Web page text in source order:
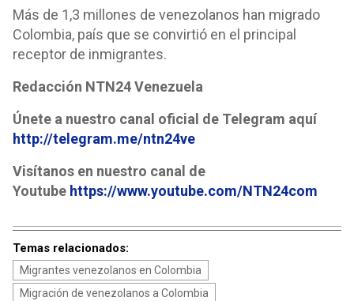
Más de 1,3 millones de venezolanos han migrado
Colombia, país que se convirtió en el principal
receptor de inmigrantes.
Redacción NTN24 Venezuela
Únete a nuestro canal oficial de Telegram aquí
http://telegram.me/ntn24ve
Visítanos en nuestro canal de
Youtube https://www.youtube.com/NTN24com
Temas relacionados:
Migrantes venezolanos en Colombia
Migración de venezolanos a Colombia